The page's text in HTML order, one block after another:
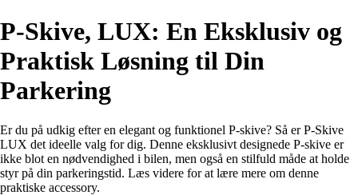
P-Skive, LUX: En Eksklusiv og
Praktisk Løsning til Din
Parkering
Er du på udkig efter en elegant og funktionel P-skive? Så er P-Skive
LUX det ideelle valg for dig. Denne eksklusivt designede P-skive er
ikke blot en nødvendighed i bilen, men også en stilfuld måde at holde
styr på din parkeringstid. Læs videre for at lære mere om denne
praktiske accessory.